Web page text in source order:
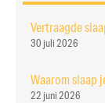
Vertraagde
30 juli 2026
Waarom slaap
22 juni 2026